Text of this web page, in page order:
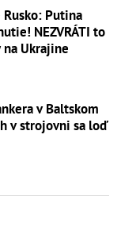
Putina
NEZVRÁTI to
Ukrajine
v Baltskom
v strojovni sa loď